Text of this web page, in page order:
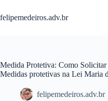
para
o
felipemedeiros.adv.br
Medida Protetiva: Como Solicitar
Medidas protetivas na Lei Maria
felipemedeiros.adv.br